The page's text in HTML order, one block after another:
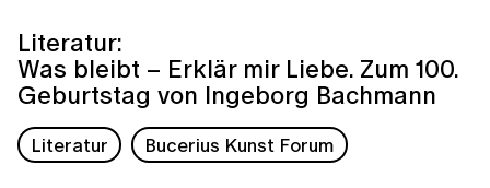
Literatur:
Was bleibt – Erklär mir Liebe. Zum 100.
Geburtstag von Ingeborg Bachmann
Literatur Bucerius Kunst Forum